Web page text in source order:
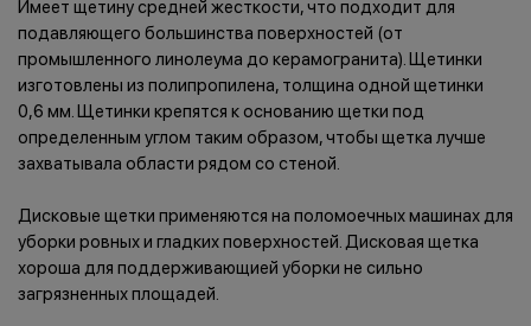
Имеет щетину средней жесткости, что подходит для
подавляющего большинства поверхностей (от
промышленного линолеума до керамогранита). Щетинки
изготовлены из полипропилена, толщина одной щетинки
0,6 мм. Щетинки крепятся к основанию щетки под
определенным углом таким образом, чтобы щетка лучше
захватывала области рядом со стеной.
Дисковые щетки применяются на поломоечных машинах для
уборки ровных и гладких поверхностей. Дисковая щетка
хороша для поддерживающией уборки не сильно
загрязненных площадей.